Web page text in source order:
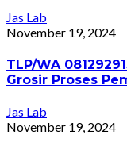
Jas Lab
November 19, 2024
TLP/WA
Grosir Proses
Jas Lab
November 19, 2024